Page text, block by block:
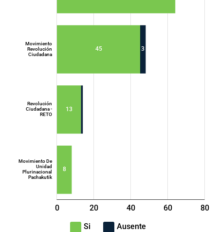
8
13
45 3
Movimiento De
Unidad
Plurinacional
Pachakutik
Revolución
Ciudadana -
RETO
Movimiento
Revolución
Ciudadana
L
-40
-20
0 20 40 60 80
100
Si
Ausente